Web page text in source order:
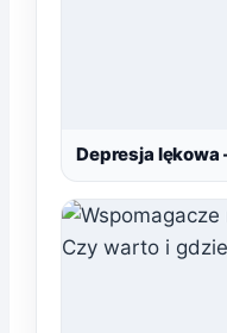
Depresja lękowa